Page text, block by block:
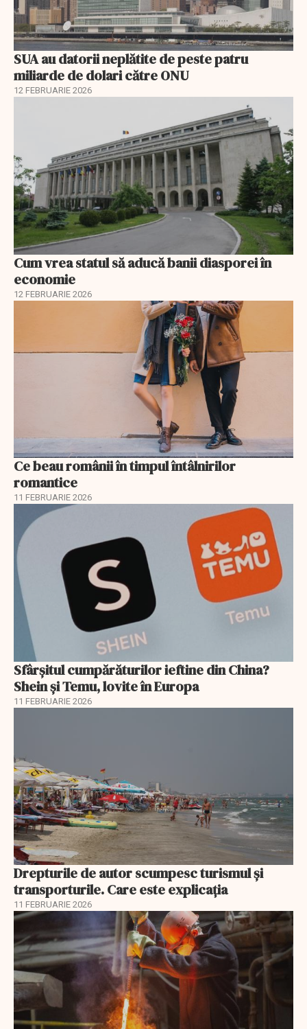
SUA au datorii neplătite de peste patru
miliarde de dolari către ONU
12 FEBRUARIE 2026
Cum vrea statul să aducă banii diasporei în
economie
12 FEBRUARIE 2026
Ce beau românii în timpul întâlnirilor
romantice
11 FEBRUARIE 2026
Sfârșitul cumpărăturilor ieftine din China?
Shein și Temu, lovite în Europa
11 FEBRUARIE 2026
Drepturile de autor scumpesc turismul și
transporturile. Care este explicația
11 FEBRUARIE 2026